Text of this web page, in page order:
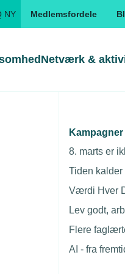
NY Medlemsfordele
Gå direkte til
Skabeloner og
Beregn
Gå
Netværk &
Kampagner
8. marts er
Tiden kalder
Værdi Hver
Lev godt,
Flere
AI - fra